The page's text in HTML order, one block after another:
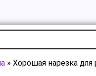
» Хорошая нарезка для